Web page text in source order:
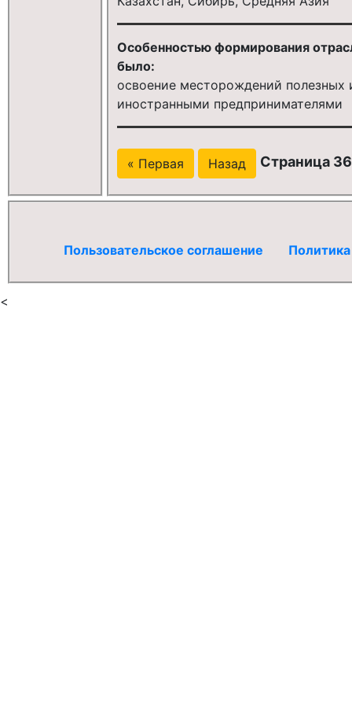
Особенностью формирования
было:
освоение месторождений
иностранными предпринимателями
« Первая Назад Страница
Пользовательское соглашение
<